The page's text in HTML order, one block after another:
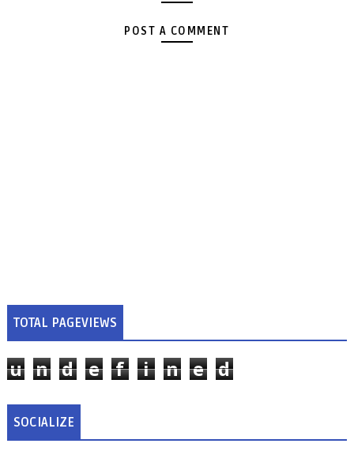
POST A COMMENT
TOTAL PAGEVIEWS
u n d e f i n e d
SOCIALIZE